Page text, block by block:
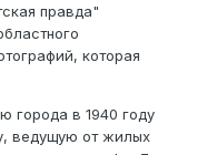
правда"
которая
города в 1940 году
ведущую от жилых